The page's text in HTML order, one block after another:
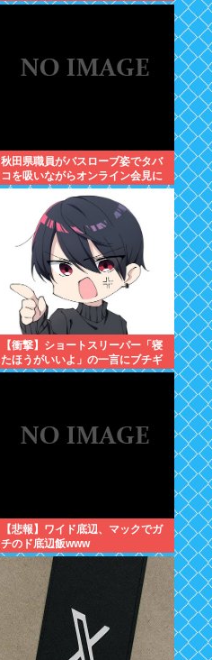
秋田県職員がバスローブ姿でタバ
コを吸いながらオンライン会見に
どこのお貴族様だよw
【衝撃】ショートスリーパー「寝
たほうがいいよ」の一言にブチギ
レwww(※動画あり)
【悲報】ワイド底辺、マックでガ
チのド底辺飯www